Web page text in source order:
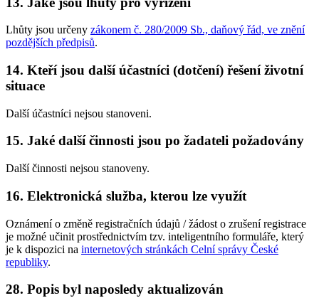
Lhůty jsou určeny zákonem č. 280/2009 Sb., daňový řád, ve znění
pozdějších předpisů.
14. Kteří jsou další účastníci (dotčení) řešení životní
situace
Další účastníci nejsou stanoveni.
15. Jaké další činnosti jsou po žadateli požadovány
Další činnosti nejsou stanoveny.
16. Elektronická služba, kterou lze využít
Oznámení o změně registračních údajů / žádost o zrušení registrace
je možné učinit prostřednictvím tzv. inteligentního formuláře, který
je k dispozici na internetových stránkách Celní správy České
republiky.
28. Popis byl naposledy aktualizován